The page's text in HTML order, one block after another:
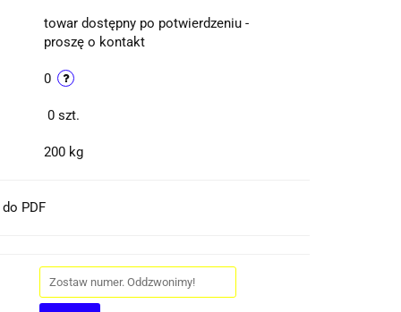
towar dostępny po potwierdzeniu -
proszę o kontakt
0
0 szt.
200 kg
PDF